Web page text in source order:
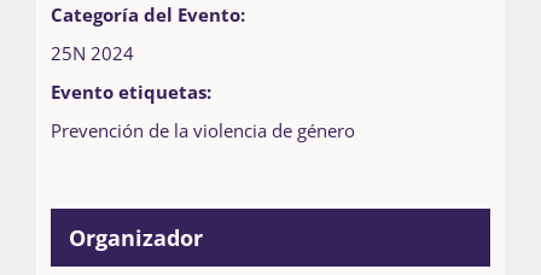
Categoría del Evento:
25N 2024
Evento etiquetas:
Prevención de la violencia de género
Organizador